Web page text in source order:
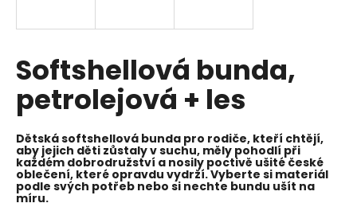
Softshellová bunda,
petrolejová + les
Dětská softshellová bunda pro rodiče, kteří chtějí,
aby jejich děti zůstaly v suchu, měly pohodlí při
každém dobrodružství a nosily poctivě ušité české
oblečení, které opravdu vydrží. Vyberte si materiál
podle svých potřeb nebo si nechte bundu ušít na
míru.
í
t
?
HLEDAT